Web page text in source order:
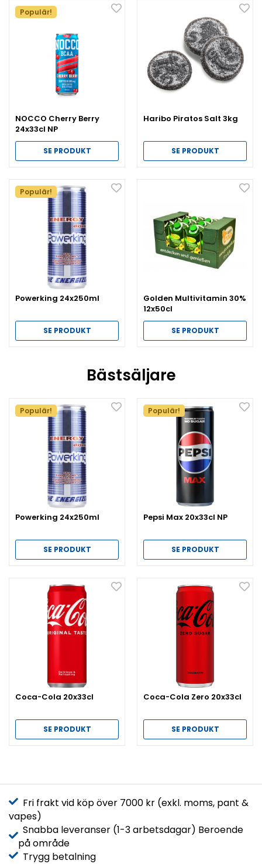
Populär!
NOCCO Cherry Berry
24x33cl NP
SE PRODUKT
Haribo Piratos Salt 3kg
SE PRODUKT
Populär!
Powerking 24x250ml
SE PRODUKT
Golden Multivitamin 30%
12x50cl
SE PRODUKT
Bästsäljare
Populär!
Powerking 24x250ml
SE PRODUKT
Populär!
Pepsi Max 20x33cl NP
SE PRODUKT
Coca-Cola 20x33cl
SE PRODUKT
Coca-Cola Zero 20x33cl
SE PRODUKT
Fri frakt vid köp över 7000 kr (exkl. moms, pant &
vapes)
Snabba leveranser (1-3 arbetsdagar) Beroende
på område
Trygg betalning